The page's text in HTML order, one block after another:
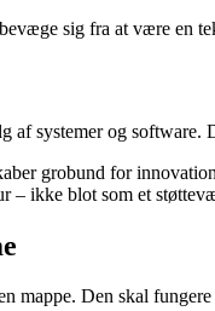
sig fra at være en
systemer og
grobund for
– ikke blot som et
mappe. Den skal